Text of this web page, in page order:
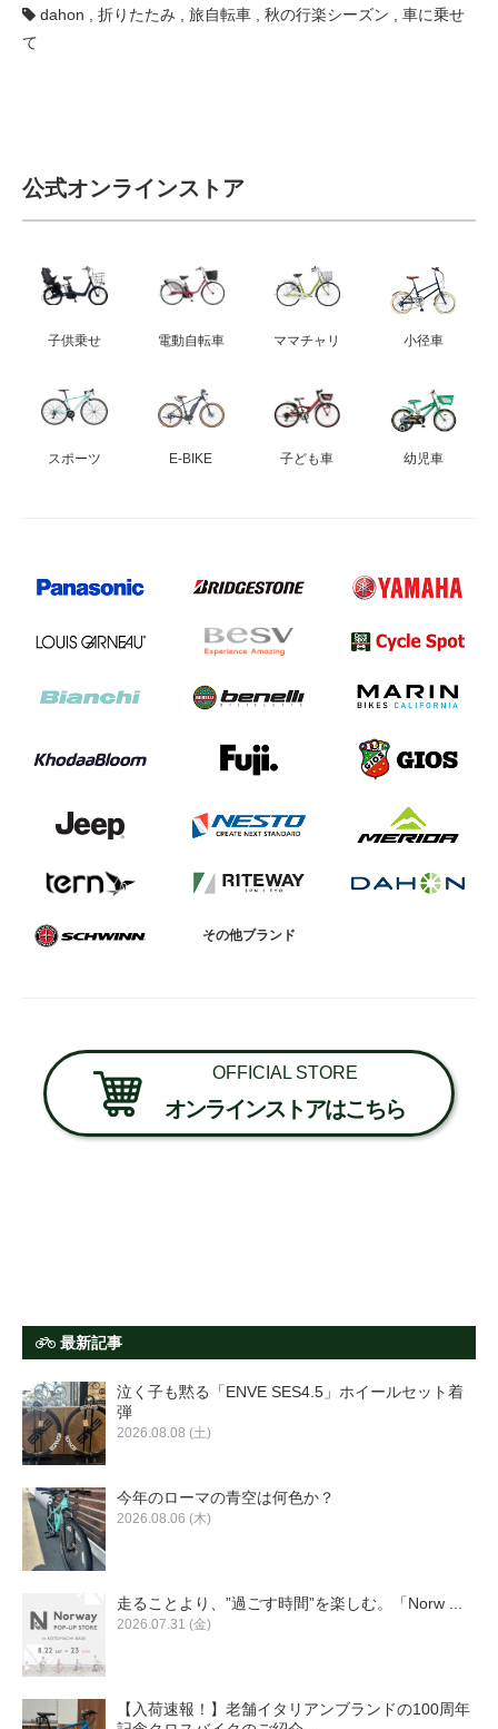
dahon 折りたたみ 旅自転車 秋の行楽シーズン
車に乗せ
て
公式オンラインストア
子供乗せ 電動自転車 ママチャリ 小径車
スポーツ E-BIKE 子ども車 幼児車
その他ブランド
OFFICIAL STORE
オンラインストアはこちら
最新記事
泣く子も黙る「ENVE SES4.5」ホイールセット着
弾
2026.08.08 (土)
今年のローマの青空は何色か？
2026.08.06 (木)
走ることより、”過ごす時間”を楽しむ。「Norw ...
2026.07.31 (金)
【入荷速報！】老舗イタリアンブランドの100周年